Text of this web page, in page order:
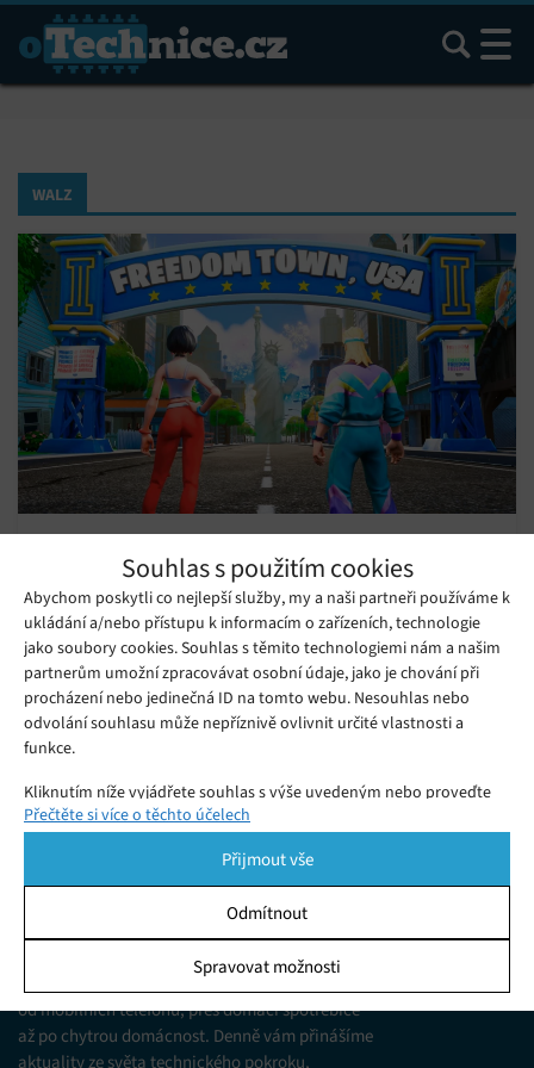
Souhlas s použitím cookies
Abychom poskytli co nejlepší služby, my a naši partneři používáme k
ukládání a/nebo přístupu k informacím o zařízeních, technologie
jako soubory cookies. Souhlas s těmito technologiemi nám a našim
partnerům umožní zpracovávat osobní údaje, jako je chování při
procházení nebo jedinečná ID na tomto webu. Nesouhlas nebo
odvolání souhlasu může nepříznivě ovlivnit určité vlastnosti a
funkce.
Kliknutím níže vyjádřete souhlas s výše uvedeným nebo proveďte
podrobnější rozhodnutí. Vaše volby budou použity pouze na tomto
pomocí přepínačů v Zásadách cookies nebo kliknutím na tlačítko
Spravovat souhlas ve spodní části obrazovky.
Ukládání a/nebo přístup k informacím v zařízení, Porozumění
publiku prostřednictvím statistik nebo kombinací údajů z
různých zdrojů.
Přečtěte si více o těchto účelech
Přijmout vše
Odmítnout
Spravovat možnosti
Hledat
WALZ
ve Fortnite
Středa 30. 10. 2024 Samuel
Jsme v závěrečné fázi amerických prezidentských voleb a obě
strany se snaží pro vítězství použít téměř cokoli.
Jsme web zajímající se o technologické novinky
od mobilních telefonů, přes domácí spotřebiče
až po chytrou domácnost. Denně vám přinášíme
aktuality ze světa technického pokroku,